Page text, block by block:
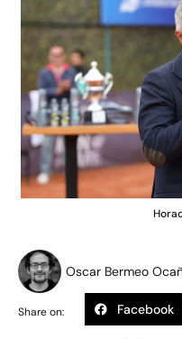
Oscar Bermeo
Share on: Facebook